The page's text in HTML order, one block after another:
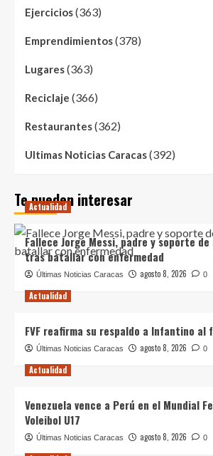
Ejercicios(363)
Emprendimientos(378)
Lugares(363)
Reciclaje (366)
Restaurantes(362)
Ultimas Noticias Caracas(392)
Te pueden interesar
Actualidad
Fallece Jorge Messi, padre y soporte de
tras batallar con enfermedad
Últimas Noticias Caracas agosto 8, 2026 0
Actualidad
FVF reafirma su respaldo a Infantino al
Últimas Noticias Caracas agosto 8, 2026 0
Actualidad
Venezuela vence a Perú en el Mundial
Voleibol U17
Últimas Noticias Caracas agosto 8, 2026 0